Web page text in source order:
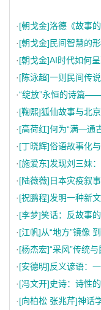
·[朝戈金]洛德《故事
·[朝戈金]民间智慧的
·[朝戈金]AI时代如何
·[陈泳超]一则民间传
·“绽放”永恒的诗篇
·[鞠熙]狐仙故事与北
·[高荷红]何为“满—通
·[丁晓辉]俗语故事化
·[施爱东]发现刘三妹
·[陆薇薇]日本灾疫叙
·[祝鹏程]发明一种新
·[李梦]笑话：反故事
·[江帆]从“地方”镜像
·[杨杰宏]“采风”传统
·[安德明]反义谚语：
·[冯文开]史诗：诗性
·[向柏松 张兆芹]神话